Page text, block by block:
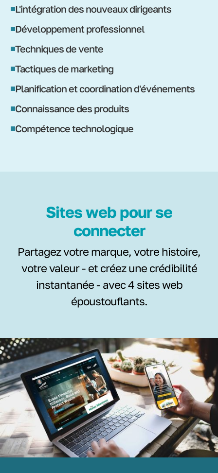
L'intégration des nouveaux dirigeants
Développement professionnel
Techniques de vente
Tactiques de marketing
Planification et coordination d'événements
Connaissance des produits
Compétence technologique
Sites web pour se
connecter
Partagez votre marque, votre histoire,
votre valeur - et créez une crédibilité
instantanée - avec 4 sites web
époustouflants.